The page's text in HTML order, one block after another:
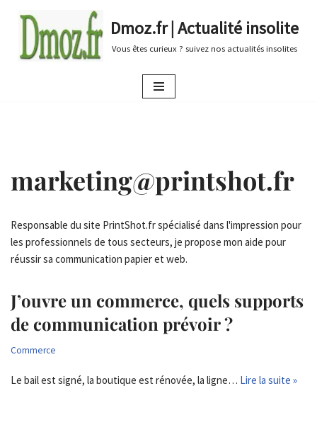
au
Dmoz.fr | Actualité insolite
Vous êtes curieux ? suivez nos actualités insolites
marketing@printshot.fr
Responsable du site PrintShot.fr spécialisé dans l'impression pour
les professionnels de tous secteurs, je propose mon aide pour
réussir sa communication papier et web.
J’ouvre un commerce, quels supports
de communication prévoir ?
Commerce
Le bail est signé, la boutique est rénovée, la ligne… Lire la suite »